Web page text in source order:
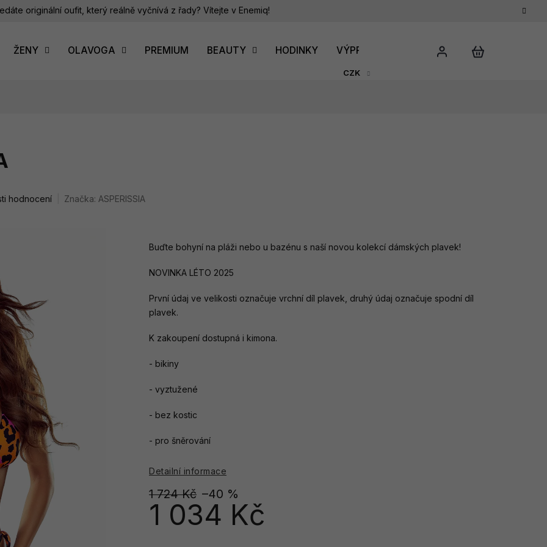
originální oufit, který reálně vyčnívá z řady? Vítejte v Enemiq!
CZK
ŽENY OLAVOGA PREMIUM BEAUTY HODINKY VÝPRODEJ DÁRKOVÝ POUKAZ
hodnocení Značka: ASPERISSIA
1 724 Kč –40 %
1 034 Kč
Buďte bohyní na pláži nebo u bazénu s naší novou kolekcí dámských plavek!
NOVINKA LÉTO 2025
První údaj ve velikosti označuje vrchní díl plavek, druhý údaj označuje spodní díl
plavek.
K zakoupení dostupná i kimona.
- bikiny
- vyztužené
- bez kostic
- pro šněrování
Detailní informace